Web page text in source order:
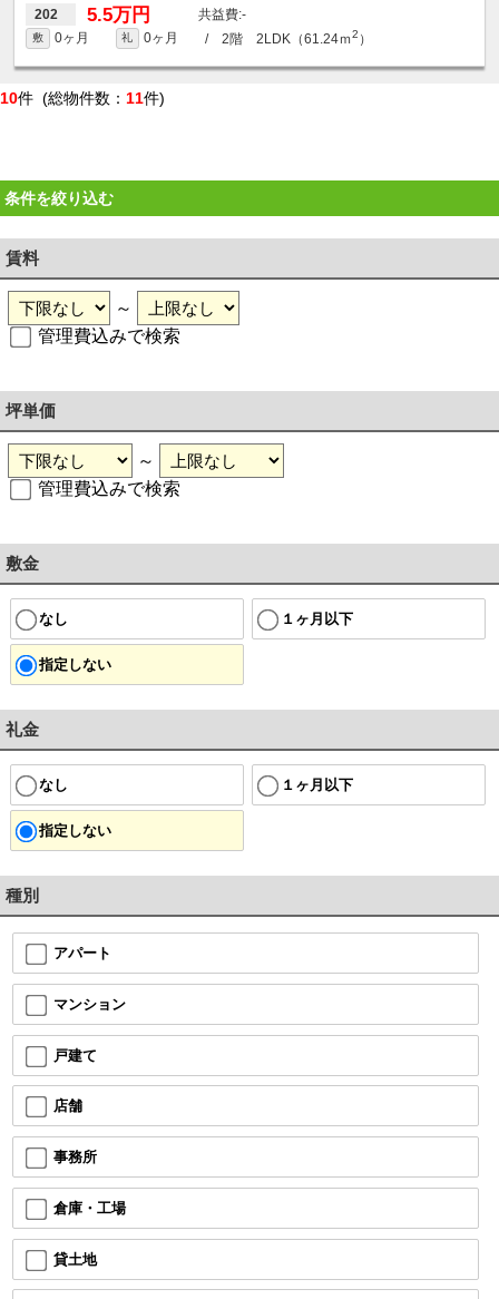
202 5.5万円 -
敷 0ヶ月 礼 0ヶ月 / 2階 2LDK（61.24ｍ2 ）
10件 (総物件数： 11件)
条件を絞り込む
賃料
～
管理費込みで検索
坪単価
～
管理費込みで検索
敷金
なし １ヶ月以下
指定しない
礼金
なし １ヶ月以下
指定しない
種別
アパート
マンション
戸建て
店舗
事務所
倉庫・工場
貸土地